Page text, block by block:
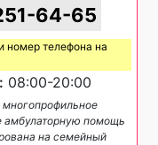
64-65
номер телефона на
08:00-20:00
помощь
на семейный